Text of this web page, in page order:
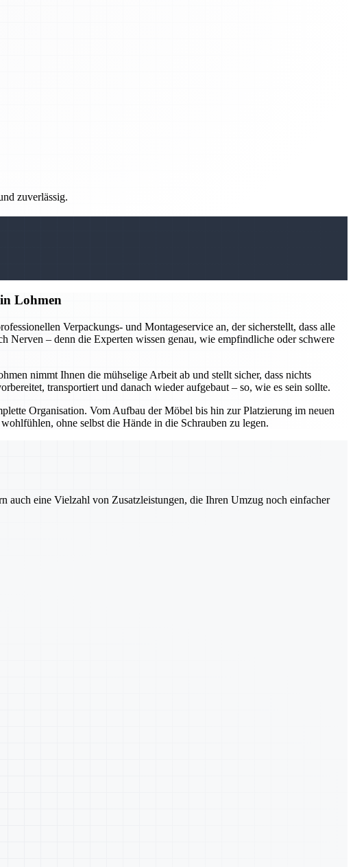
zuverlässig.
Lohmen
Verpackungs- und Montageservice an, der sicherstellt, dass alle
Nerven – denn die Experten wissen genau, wie empfindliche oder schwere
nimmt Ihnen die mühselige Arbeit ab und stellt sicher, dass nichts
transportiert und danach wieder aufgebaut – so, wie es sein sollte.
Organisation. Vom Aufbau der Möbel bis hin zur Platzierung im neuen
ohne selbst die Hände in die Schrauben zu legen.
auch eine Vielzahl von Zusatzleistungen, die Ihren Umzug noch einfacher